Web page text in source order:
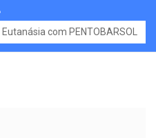
com PENTOBARSOL